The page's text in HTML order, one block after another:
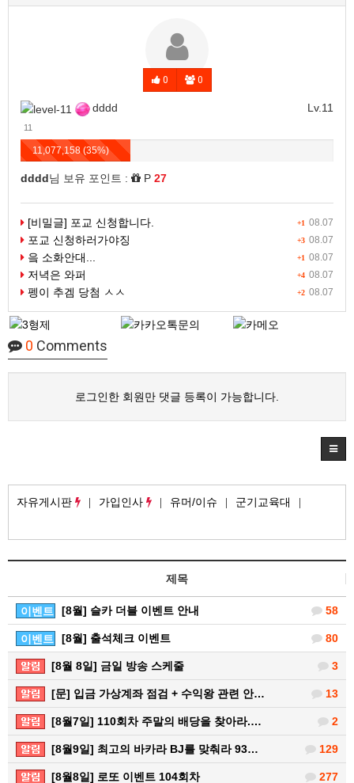
0 0
Lv.11
dddd
11
11,077,158 (35%)
dddd님 보유 포인트 : P 27
+1 08.07
[비밀글] 포교 신청합니다.
+3 08.07
포교 신청하러가야징
+1 08.07
읔 소화안대...
+4 08.07
저녁은 와퍼
+2 08.07
펭이 추겜 당첨 ㅅㅅ
0 Comments
로그인한 회원만 댓글 등록이 가능합니다.
자유게시판 가입인사 유머/이슈 군기교육대
제목
58
이벤트 [8월] 슬카 더블 이벤트 안내
80
이벤트 [8월] 출석체크 이벤트
3
[8월 8일] 금일 방송 스케줄
13
[문] 입금 가상계좌 점검 + 수익왕 관련 안…
2
[8월7일] 110회차 주말의 배당을 찾아라.…
129
[8월9일] 최고의 바카라 BJ를 맞춰라 93…
277
[8월8일] 로또 이벤트 104회차